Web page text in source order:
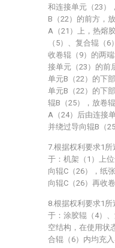
和连接单元（23）
B（22）的前方，
A（21）上，热熔
（5）、复合辊（
收卷辊（9）的两
接单元（23）的前
单元B（22）的下
单元B（22）的下
辊B（25），放卷
A（24）后由连接
并绕过导向辊B（
7.根据权利要求1
于：机架（1）上
向辊C（26），纸
向辊C（26）再收
8.根据权利要求1
于：涂胶辊（4）
空结构，在使用状
合辊（6）内均充入